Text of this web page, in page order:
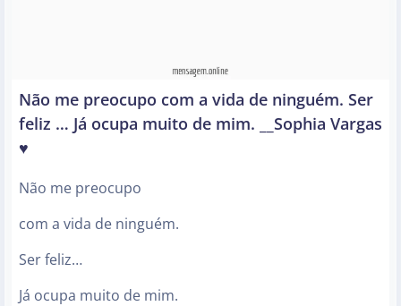
Não me preocupo com a vida de ninguém. Ser
feliz … Já ocupa muito de mim. __Sophia Vargas
♥
Não me preocupo
com a vida de ninguém.
Ser feliz…
Já ocupa muito de mim.